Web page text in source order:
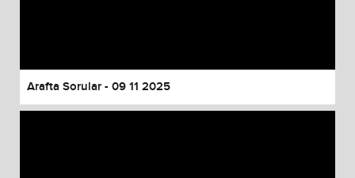
Arafta Sorular - 09 11 2025